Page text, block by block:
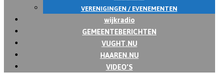
VERENIGINGEN / EVENEMENTEN
wijkradio
GEMEENTEBERICHTEN
VUGHT.NU
HAAREN.NU
VIDEO’S